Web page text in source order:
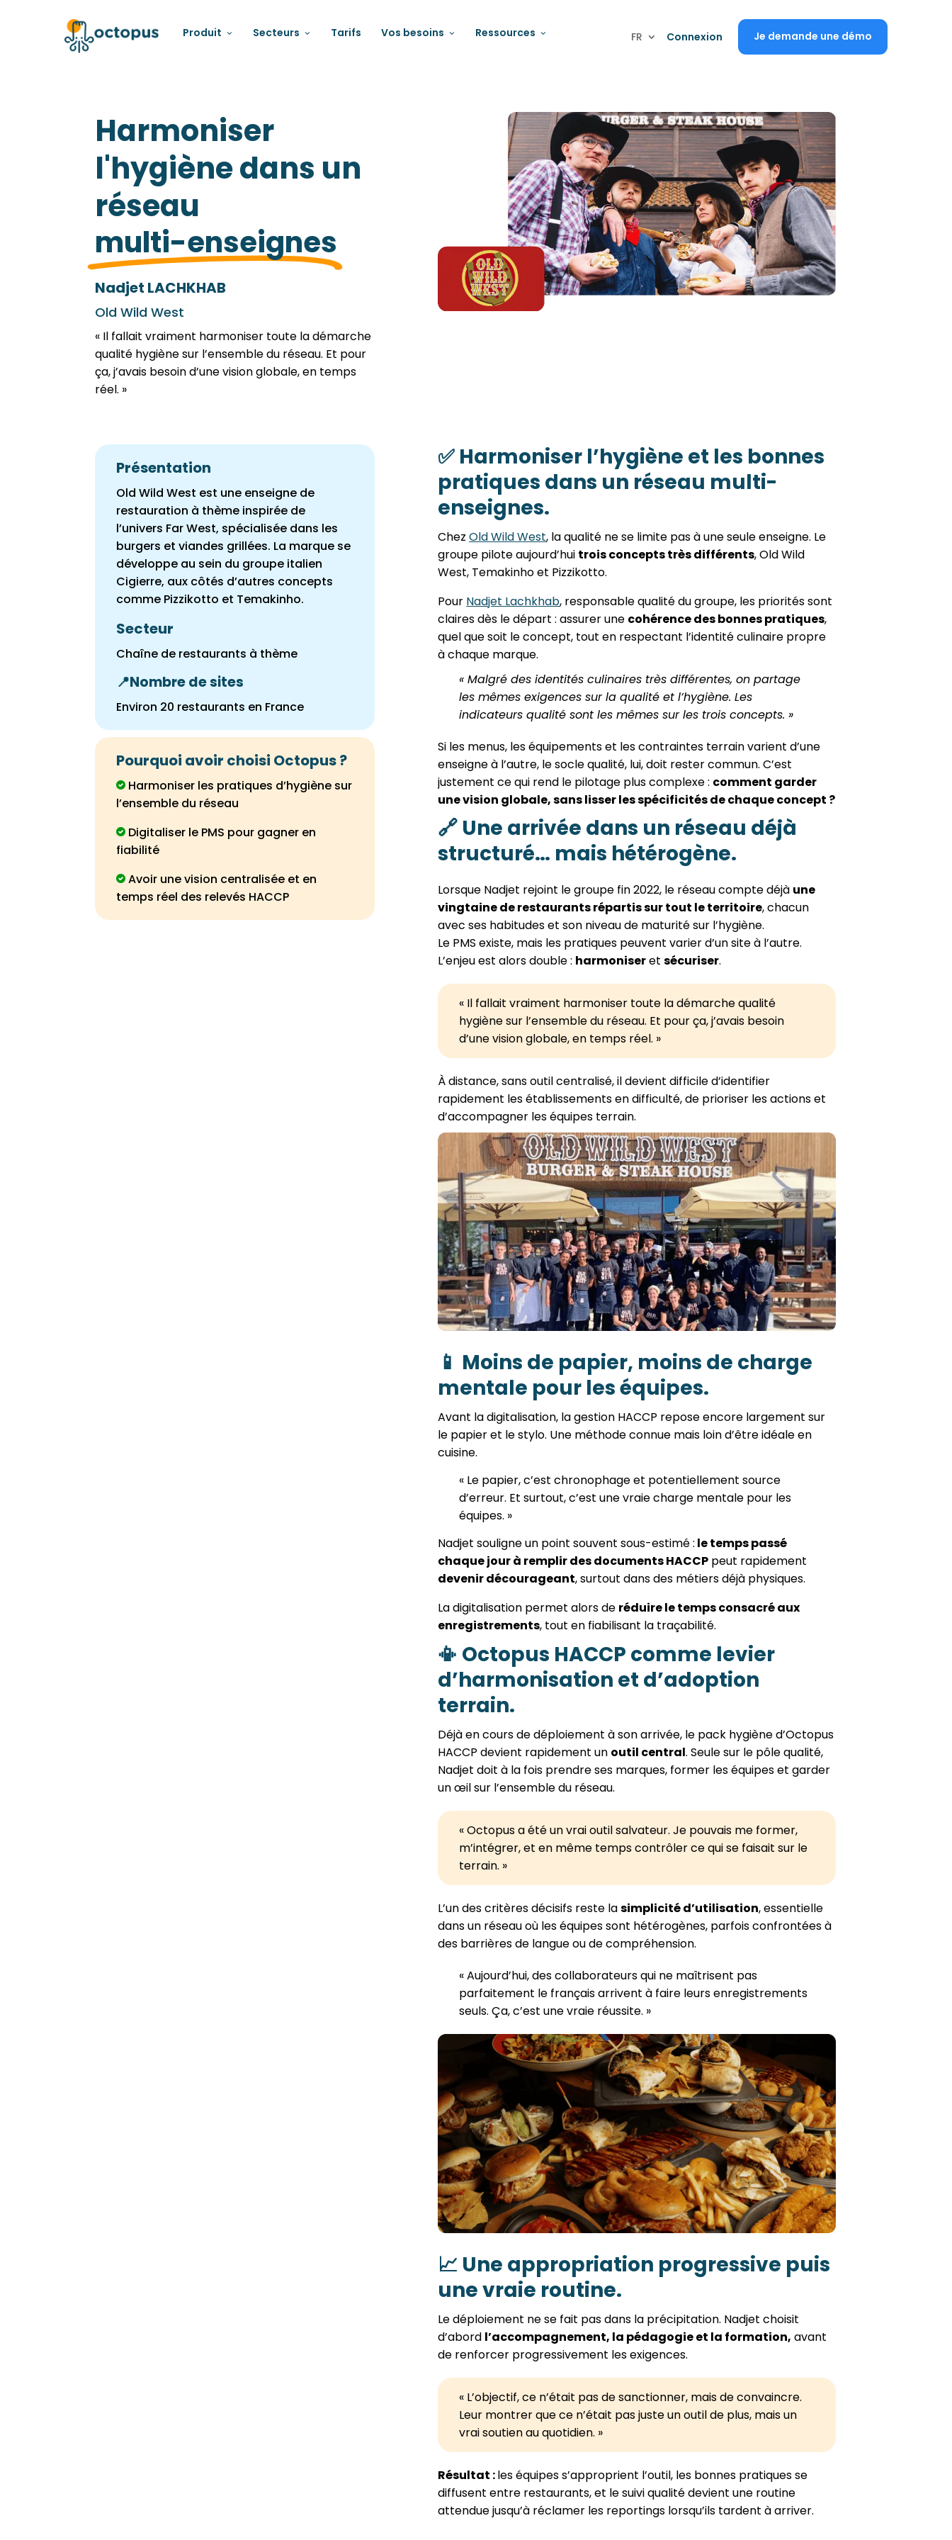
Produit Secteurs Tarifs Vos besoins Ressources FR Connexion Je demande une démo
Harmoniser
l'hygiène dans un
réseau
multi-enseignes
Nadjet LACHKHAB
Old Wild West
« Il fallait vraiment harmoniser toute la démarche
qualité hygiène sur l’ensemble du réseau. Et pour
ça, j’avais besoin d’une vision globale, en temps
réel. »
Présentation
Old Wild West est une enseigne de
restauration à thème inspirée de
l’univers Far West, spécialisée dans les
burgers et viandes grillées. La marque se
développe au sein du groupe italien
Cigierre, aux côtés d’autres concepts
comme Pizzikotto et Temakinho.
Secteur
Chaîne de restaurants à thème
📍Nombre de sites
Environ 20 restaurants en France
Pourquoi avoir choisi Octopus ?
Harmoniser les pratiques d’hygiène sur
l’ensemble du réseau
Digitaliser le PMS pour gagner en
fiabilité
Avoir une vision centralisée et en
temps réel des relevés HACCP
✅ Harmoniser l’hygiène et les bonnes
pratiques dans un réseau multi-
enseignes.
ChezOld Wild West, la qualité ne se limite pas à une seule enseigne. Le
groupe pilote aujourd’hui trois concepts très différents, Old Wild
West, Temakinho et Pizzikotto.
Pour Nadjet Lachkhab, responsable qualité du groupe, les priorités sont
claires dès le départ : assurer une cohérence des bonnes pratiques,
quel que soit le concept, tout en respectant l’identité culinaire propre
à chaque marque.
« Malgré des identités culinaires très différentes, on partage
les mêmes exigences sur la qualité et l’hygiène. Les
indicateurs qualité sont les mêmes sur les trois concepts. »
Si les menus, les équipements et les contraintes terrain varient d’une
enseigne à l’autre, le socle qualité, lui, doit rester commun. C’est
justement ce qui rend le pilotage plus complexe : comment garder
une vision globale, sans lisser les spécificités de chaque concept ?
🔗 Une arrivée dans un réseau déjà
structuré… mais hétérogène.
Lorsque Nadjet rejoint le groupe fin 2022, le réseau compte déjà une
vingtaine de restaurants répartis sur tout le territoire, chacun
avec ses habitudes et son niveau de maturité sur l’hygiène.
Le PMS existe, mais les pratiques peuvent varier d’un site à l’autre.
L’enjeu est alors double : harmoniseretsécuriser.
« Il fallait vraiment harmoniser toute la démarche qualité
hygiène sur l’ensemble du réseau. Et pour ça, j’avais besoin
d’une vision globale, en temps réel. »
À distance, sans outil centralisé, il devient difficile d’identifier
rapidement les établissements en difficulté, de prioriser les actions et
d’accompagner les équipes terrain.
📱 Moins de papier, moins de charge
mentale pour les équipes.
Avant la digitalisation, la gestion HACCP repose encore largement sur
le papier et le stylo. Une méthode connue mais loin d’être idéale en
cuisine.
« Le papier, c’est chronophage et potentiellement source
d’erreur. Et surtout, c’est une vraie charge mentale pour les
équipes. »
Nadjet souligne un point souvent sous-estimé : le temps passé
chaque jour à remplir des documents HACCP peut rapidement
devenir décourageant, surtout dans des métiers déjà physiques.
La digitalisation permet alors de réduire le temps consacré aux
enregistrements, tout en fiabilisant la traçabilité.
📳 Octopus HACCP comme levier
d’harmonisation et d’adoption
terrain.
Déjà en cours de déploiement à son arrivée, le pack hygiène d’Octopus
HACCP devient rapidement un outil central. Seule sur le pôle qualité,
Nadjet doit à la fois prendre ses marques, former les équipes et garder
un œil sur l’ensemble du réseau.
« Octopus a été un vrai outil salvateur. Je pouvais me former,
m’intégrer, et en même temps contrôler ce qui se faisait sur le
terrain. »
L’un des critères décisifs reste lasimplicité d’utilisation, essentielle
dans un réseau où les équipes sont hétérogènes, parfois confrontées à
des barrières de langue ou de compréhension.
« Aujourd’hui, des collaborateurs qui ne maîtrisent pas
parfaitement le français arrivent à faire leurs enregistrements
seuls. Ça, c’est une vraie réussite. »
📈 Une appropriation progressive puis
une vraie routine.
Le déploiement ne se fait pas dans la précipitation. Nadjet choisit
d’abord l’accompagnement, la pédagogie et la formation, avant
de renforcer progressivement les exigences.
« L’objectif, ce n’était pas de sanctionner, mais de convaincre.
Leur montrer que ce n’était pas juste un outil de plus, mais un
vrai soutien au quotidien. »
Résultat :les équipes s’approprient l’outil, les bonnes pratiques se
diffusent entre restaurants, et le suivi qualité devient une routine
attendue jusqu’à réclamer les reportings lorsqu’ils tardent à arriver.